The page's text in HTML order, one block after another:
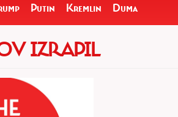
Putin Kremlin Duma
IZRAPIL